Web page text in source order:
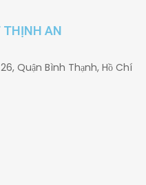
THỊNH AN
Quận Bình Thạnh, Hồ Chí